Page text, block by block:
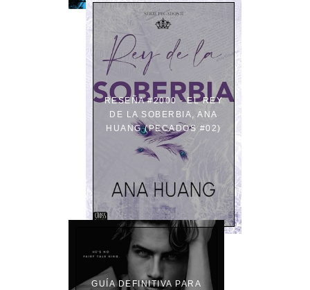
RESEÑA #2000 - EL REY
DE LA SOBERBIA, ANA
HUANG (PECADOS #02)
GUÍA DEFINITIVA PARA